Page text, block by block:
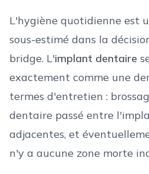
L'hygiène quotidienne est
sous-estimé dans la
bridge. L'implant dentaire
exactement comme une
termes d'entretien :
dentaire passé entre
adjacentes, et
n'y a aucune zone morte